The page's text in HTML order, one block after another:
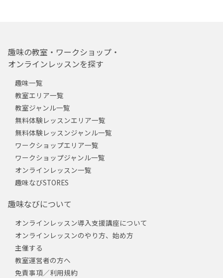
趣味の教室・ワークショップ・
オンラインレッスンを探す
趣味一覧
教室エリア一覧
教室ジャンル一覧
無料体験レッスンエリア一覧
無料体験レッスンジャンル一覧
ワークショップエリア一覧
ワークショップジャンル一覧
オンラインレッスン一覧
趣味なびSTORES
趣味なびについて
オンラインレッスン導入支援講座について
オンラインレッスンのやり方、始め方
主催する
教室運営者の方へ
免責事項／利用規約